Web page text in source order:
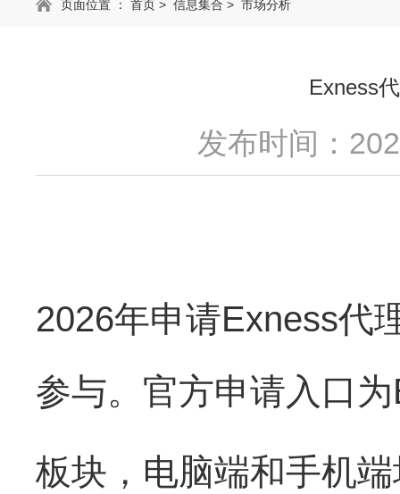
页面位置 ： 首页 > 信息集合 > 市场分析
Exness
发布时间：
2026年申请Exness代
参与。官方申请入口为
板块，电脑端和手机